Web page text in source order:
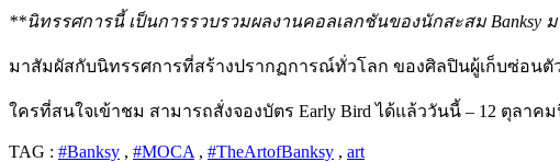
**นิทรรศการนี้ เป็นการรวบรวมผลงานคอลเลกชันของนักสะสม Banksy
มาสัมผัสกับนิทรรศการที่สร้างปรากฏการณ์ทั่วโลก ของศิลปินผู้เก็บซ่อนตั
ใครที่สนใจเข้าชม สามารถสั่งจองบัตร Early Bird ได้แล้ววันนี้ – 12 ตุลาค
TAG : #Banksy , #MOCA , #TheArtofBanksy , art